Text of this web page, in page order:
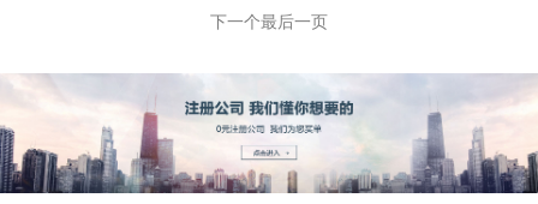
下一个最后一页